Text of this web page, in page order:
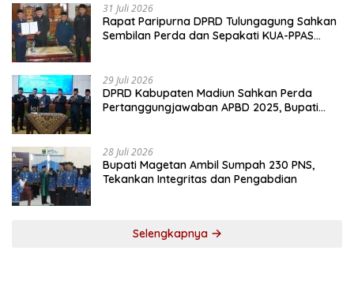
31 Juli 2026
Rapat Paripurna DPRD Tulungagung Sahkan
Sembilan Perda dan Sepakati KUA-PPAS
29 Juli 2026
DPRD Kabupaten Madiun Sahkan Perda
Pertanggungjawaban APBD 2025, Bupati
28 Juli 2026
Bupati Magetan Ambil Sumpah 230 PNS,
Tekankan Integritas dan Pengabdian
Selengkapnya